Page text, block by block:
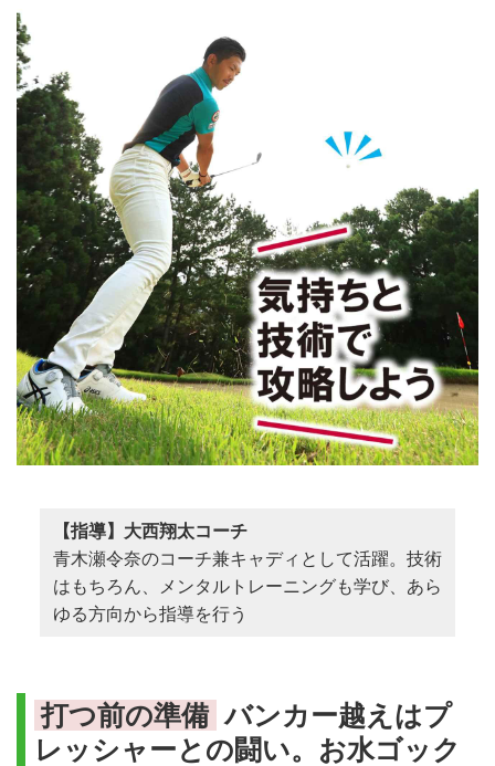
【指導】大西翔太コーチ
青木瀬令奈のコーチ兼キャディとして活躍。技術
はもちろん、メンタルトレーニングも学び、あら
ゆる方向から指導を行う
打つ前の準備 バンカー越えはプ
レッシャーとの闘い。お水ゴック